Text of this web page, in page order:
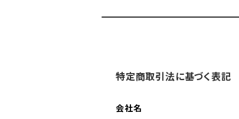
特定商取引法に基づく表記
会社名